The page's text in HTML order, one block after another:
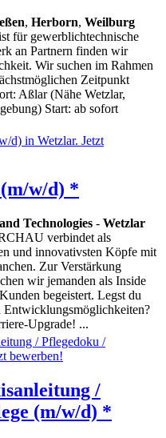
, Herborn, Weilburg
für gewerblichtechnische
an Partnern finden wir
Wir suchen im Rahmen
Zeitpunkt
Aßlar (Nähe Wetzlar,
Start: ab sofort
w/d) *
Technologies - Wetzlar
verbindet als
und innovativsten Köpfe mit
Zur Verstärkung
wir jemanden als Inside
begeistert. Legst du
Upgrade! ...
/
(m/w/d) *